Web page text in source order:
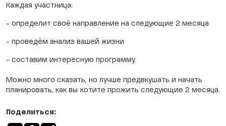
Каждая участница:
- определит своё направление на следующие 2 месяца
- проведём анализ вашей жизни
- составим интересную программу
Можно много сказать, но лучше предвкушать и начать
планировать, как вы хотите прожить следующие 2 месяца.
Поделиться: